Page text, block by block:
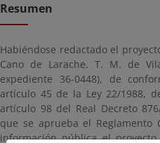
Resumen
Habiéndose redactado el
Cano de Larache. T. M. de
expediente 36-0448), de
artículo 45 de la Ley 22/1988,
artículo 98 del Real Decreto
que se aprueba el Reglamento
información pública el